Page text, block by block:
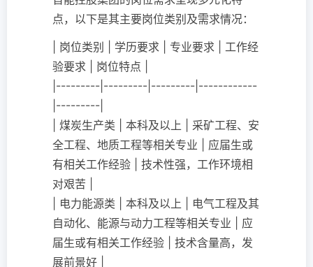
点，以下是其主要岗位类别及需求情况：
| 岗位类别 | 学历要求 | 专业要求 | 工作经
验要求 | 岗位特点 |
|---------|---------|---------|------------
|---------|
| 煤炭生产类 | 本科及以上 | 采矿工程、安
全工程、地质工程等相关专业 | 应届生或
有相关工作经验 | 技术性强，工作环境相
对艰苦 |
| 电力能源类 | 本科及以上 | 电气工程及其
自动化、能源与动力工程等相关专业 | 应
届生或有相关工作经验 | 技术含量高，发
展前景好 |